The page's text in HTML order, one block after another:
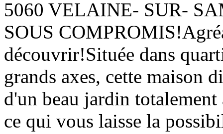
5060 VELAINE- SUR-
SOUS
découvrir!Située dans
grands axes, cette maison
d'un beau jardin totalement
ce qui vous laisse la